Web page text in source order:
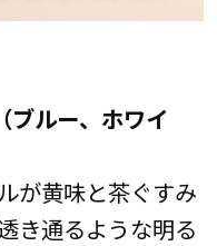
ブルー、ホワイ
が黄味と茶ぐすみ
き通るような明る